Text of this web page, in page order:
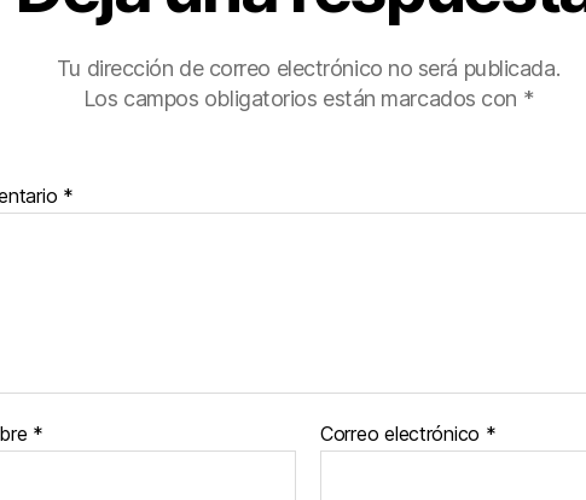
Tu dirección de correo electrónico no será publicada.
Los campos obligatorios están marcados con *
*
* Correo electrónico *